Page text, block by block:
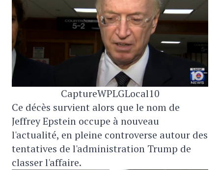
CaptureWPLGLocal10
Ce décès survient alors que le nom de
Jeffrey Epstein occupe à nouveau
l'actualité, en pleine controverse autour des
tentatives de l'administration Trump de
classer l'affaire.